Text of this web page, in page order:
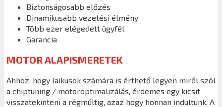
Biztonságosabb előzés
Dinamikusabb vezetési élmény
Több ezer elégedett ügyfél
Garancia
MOTOR ALAPISMERETEK
Ahhoz, hogy laikusok számára is érthető legyen miről szól
a chiptuning / motoroptimalizálás, érdemes egy kicsit
visszatekinteni a régmúltig, azaz hogy honnan indultunk. A